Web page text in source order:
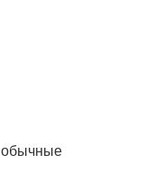
обычные